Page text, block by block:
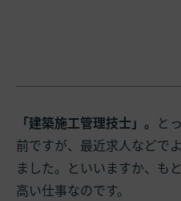
「建築施工管理技士」。 と
前ですが、最近求人などで
ました。といいますか、も
高い仕事なのです。